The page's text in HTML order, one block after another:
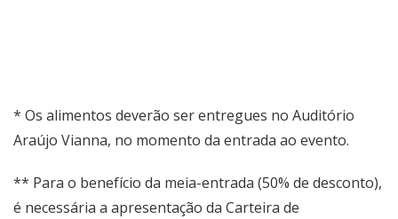
* Os alimentos deverão ser entregues no Auditório
Araújo Vianna, no momento da entrada ao evento.
** Para o benefício da meia-entrada (50% de desconto),
é necessária a apresentação da Carteira de